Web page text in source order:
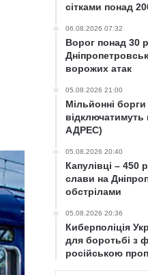
сітками понад
06.08.2026 07:32
Ворог понад 30
ворожих атак
05.08.2026 21:00
Мільйонні
АДРЕС)
05.08.2026 20:40
Капулівці – 450
слави на
обстрілами
05.08.2026 20:36
Киберполіція
для боротьбі з
російською